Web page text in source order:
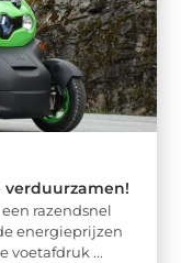
verduurzamen!
razendsnel
energieprijzen
voetafdruk ...